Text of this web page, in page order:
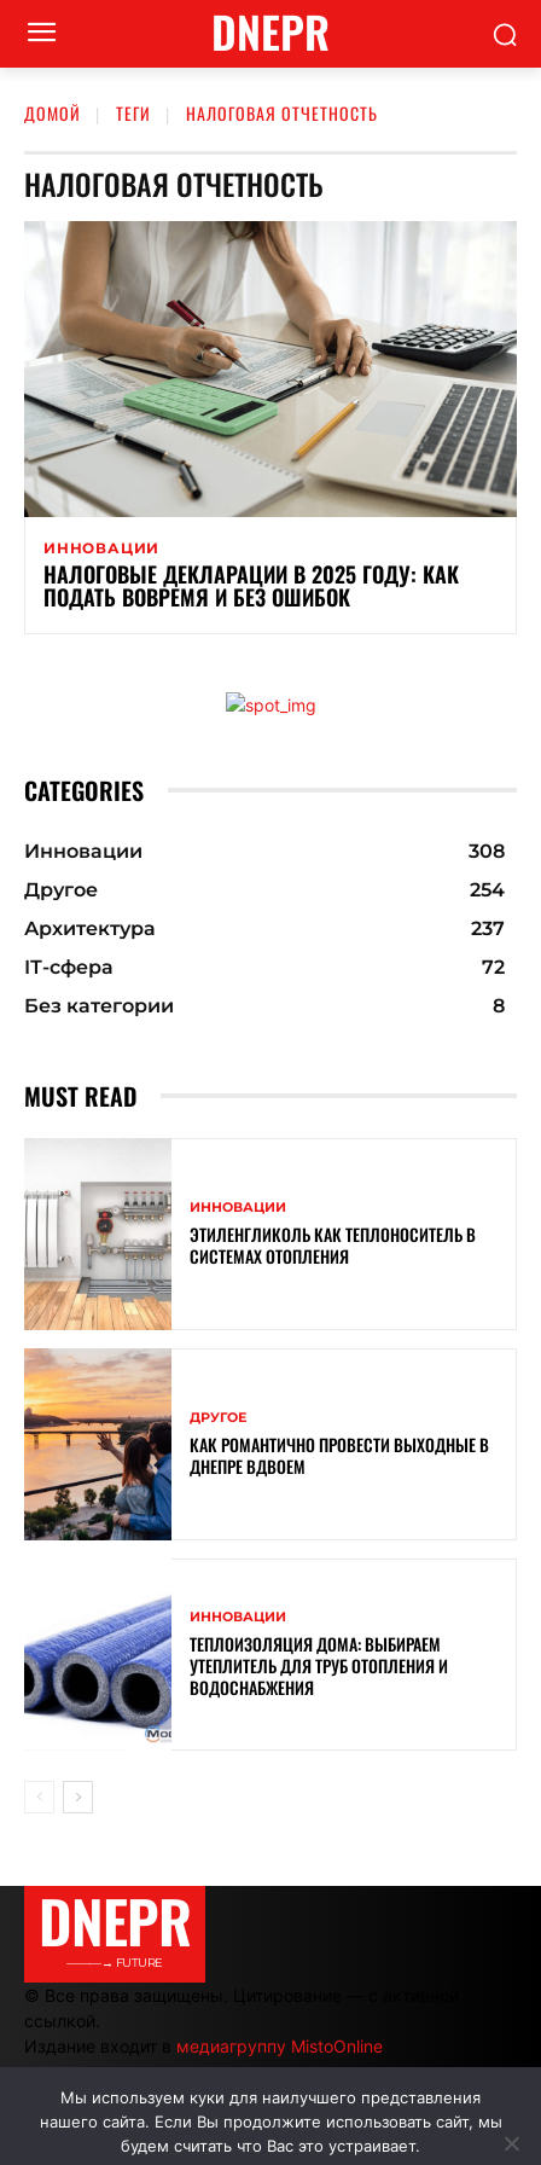
DNEPR
ДОМОЙ ТЕГИ НАЛОГОВАЯ ОТЧЕТНОСТЬ
НАЛОГОВАЯ ОТЧЕТНОСТЬ
ИННОВАЦИИ
НАЛОГОВЫЕ ДЕКЛАРАЦИИ В 2025 ГОДУ: КАК
ПОДАТЬ ВОВРЕМЯ И БЕЗ ОШИБОК
CATEGORIES
Инновации
308
Другое
254
Архитектура
237
ІТ-сфера
72
Без категории
8
MUST READ
ИННОВАЦИИ
ЭТИЛЕНГЛИКОЛЬ КАК ТЕПЛОНОСИТЕЛЬ В
СИСТЕМАХ ОТОПЛЕНИЯ
ДРУГОЕ
КАК РОМАНТИЧНО ПРОВЕСТИ ВЫХОДНЫЕ В
ДНЕПРЕ ВДВОЕМ
ИННОВАЦИИ
ТЕПЛОИЗОЛЯЦИЯ ДОМА: ВЫБИРАЕМ
УТЕПЛИТЕЛЬ ДЛЯ ТРУБ ОТОПЛЕНИЯ И
ВОДОСНАБЖЕНИЯ
DNEPR
———→ FUTURE
© Все права защищены. Цитирование — с активной
ссылкой.
Издание входит в медиагруппу MistoOnline
АВТОРЫ РЕКЛАМА НА САЙТЕ
Мы используем куки для наилучшего представления
нашего сайта. Если Вы продолжите использовать сайт, мы
будем считать что Вас это устраивает.